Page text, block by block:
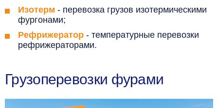
Изотерм - перевозка грузов изотермическими
фургонами;
Рефрижератор - температурные перевозки
рефрижераторами.
Грузоперевозки фурами